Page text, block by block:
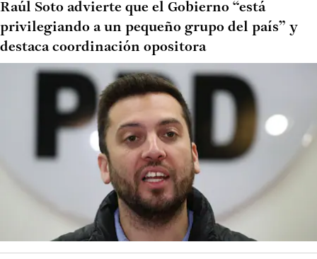
Raúl Soto advierte que el Gobierno “está
privilegiando a un pequeño grupo del país” y
destaca coordinación opositora